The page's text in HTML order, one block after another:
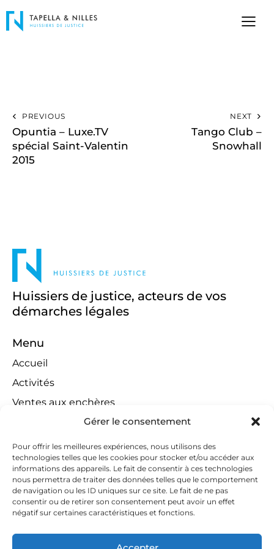
Gérer le consentement
Pour offrir les meilleures expériences, nous utilisons des
technologies telles que les cookies pour stocker et/ou accéder aux
informations des appareils. Le fait de consentir à ces technologies
nous permettra de traiter des données telles que le comportement
de navigation ou les ID uniques sur ce site. Le fait de ne pas
consentir ou de retirer son consentement peut avoir un effet
négatif sur certaines caractéristiques et fonctions.
PREVIOUS
Opuntia – Luxe.TV
spécial Saint-Valentin
2015
NEXT
Tango Club –
Snowhall
Huissiers de justice, acteurs de vos
démarches légales
Menu
Accueil
Activités
Ventes aux enchères
Compétences territoriales
Jeux concours
Liens
Contact
Contactez-nous
huissiers@tapella-nilles.lu